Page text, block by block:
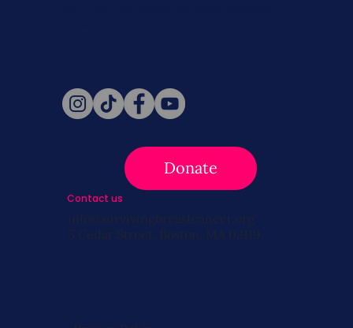
Donate
Contact us
info@survivingbreastcancer.org
5 Cedar Street, Boston, MA 02119